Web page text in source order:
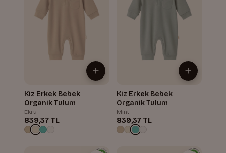
Kiz Erkek Bebek
Organik Tulum
Ekru
839,37 TL
Kiz Erkek Bebek
Organik Tulum
Mint
839,37 TL